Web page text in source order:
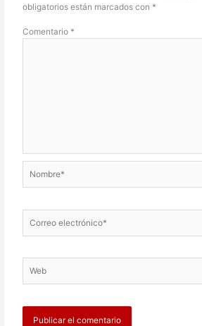
obligatorios están marcados con *
Comentario *
electrónico*